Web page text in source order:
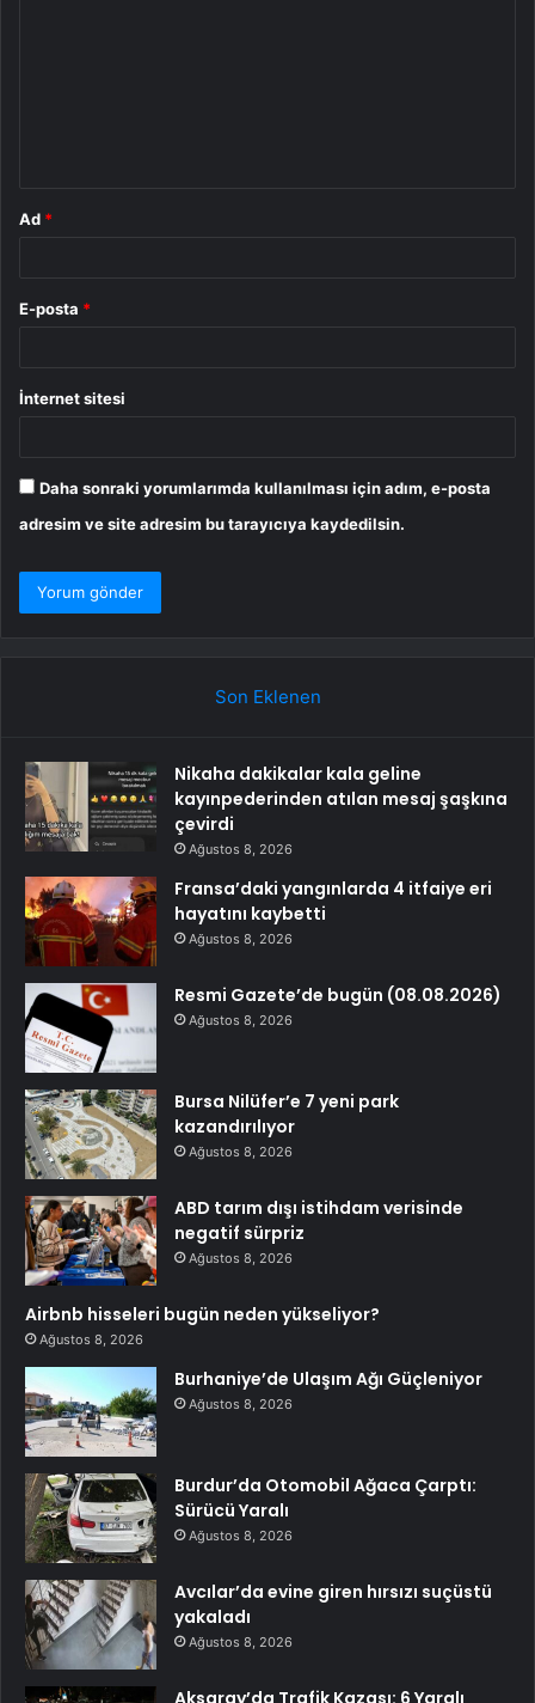
Ad *
E-posta *
İnternet sitesi
Daha sonraki yorumlarımda kullanılması için adım, e-posta
adresim ve site adresim bu tarayıcıya kaydedilsin.
Son Eklenen
Nikaha dakikalar kala geline
kayınpederinden atılan mesaj şaşkına
çevirdi
Ağustos 8, 2026
Fransa’daki yangınlarda 4 itfaiye eri
hayatını kaybetti
Ağustos 8, 2026
Resmi Gazete’de bugün (08.08.2026)
Ağustos 8, 2026
Bursa Nilüfer’e 7 yeni park
kazandırılıyor
Ağustos 8, 2026
ABD tarım dışı istihdam verisinde
negatif sürpriz
Ağustos 8, 2026
Airbnb hisseleri bugün neden yükseliyor?
Ağustos 8, 2026
Burhaniye’de Ulaşım Ağı Güçleniyor
Ağustos 8, 2026
Burdur’da Otomobil Ağaca Çarptı:
Sürücü Yaralı
Ağustos 8, 2026
Avcılar’da evine giren hırsızı suçüstü
yakaladı
Ağustos 8, 2026